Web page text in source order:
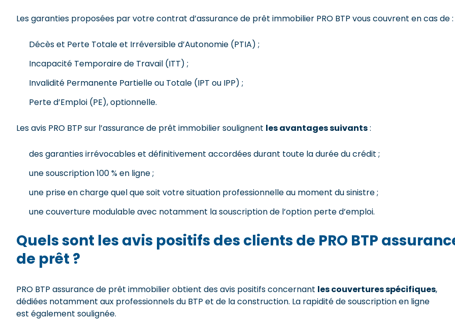
Les garanties proposées par votre contrat d’assurance de prêt immobilier PRO BTP vous couvrent en cas de :
Décès et Perte Totale et Irréversible d’Autonomie (PTIA) ;
Incapacité Temporaire de Travail (ITT) ;
Invalidité Permanente Partielle ou Totale (IPT ou IPP) ;
Perte d’Emploi (PE), optionnelle.
Les avis PRO BTP sur l’assurance de prêt immobilier soulignent les avantages suivants:
des garanties irrévocables et définitivement accordées durant toute la durée du crédit ;
une souscription 100 % en ligne ;
une prise en charge quel que soit votre situation professionnelle au moment du sinistre ;
une couverture modulable avec notamment la souscription de l’option perte d’emploi.
Quels sont les avis positifs des clients de PRO BTP
de prêt ?
PRO BTP assurance de prêt immobilier obtient des avis positifs concernant les couvertures spécifiques,
dédiées notamment aux professionnels du BTP et de la construction. La rapidité de souscription en ligne
est également soulignée.